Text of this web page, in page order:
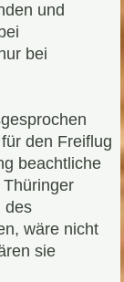
und
bei
den Freiflug
beachtliche
des
wäre nicht
sie